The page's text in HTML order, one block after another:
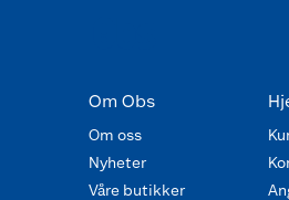
Om Obs
Om oss
Nyheter
Våre butikker